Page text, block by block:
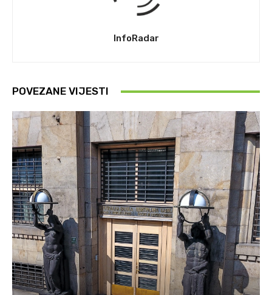
InfoRadar
POVEZANE VIJESTI